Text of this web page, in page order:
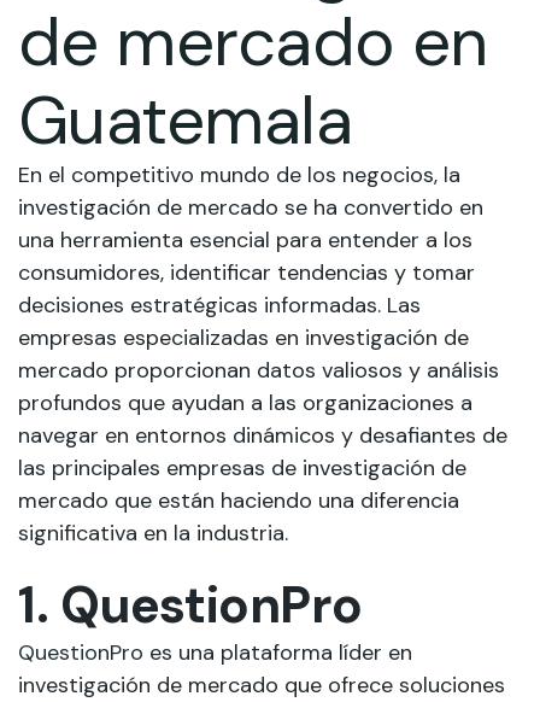
de mercado en
Guatemala
En el competitivo mundo de los negocios, la
investigación de mercado se ha convertido en
una herramienta esencial para entender a los
consumidores, identificar tendencias y tomar
decisiones estratégicas informadas. Las
empresas especializadas en investigación de
mercado proporcionan datos valiosos y análisis
profundos que ayudan a las organizaciones a
navegar en entornos dinámicos y desafiantes de
las principales empresas de investigación de
mercado que están haciendo una diferencia
significativa en la industria.
1. QuestionPro
QuestionPro es una plataforma líder en
investigación de mercado que ofrece soluciones